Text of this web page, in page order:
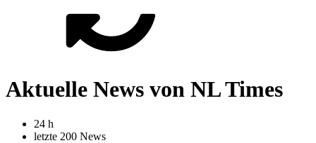
Aktuelle News von NL Times
24 h
letzte 200 News